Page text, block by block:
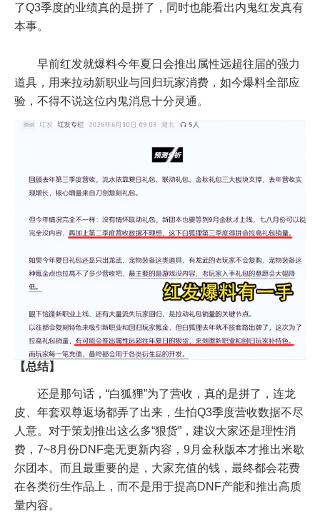
了Q3季度的业绩真的是拼了，同时也能看出内鬼红发真有
本事。
早前红发就爆料今年夏日会推出属性远超往届的强力
道具，用来拉动新职业与回归玩家消费，如今爆料全部应
验，不得不说这位内鬼消息十分灵通。
【总结】
还是那句话，“白狐狸”为了营收，真的是拼了，连龙
皮、年套双尊返场都弄了出来，生怕Q3季度营收数据不尽
人意。对于策划推出这么多“狠货”，建议大家还是理性消
费，7~8月份DNF毫无更新内容，9月金秋版本才推出米歇
尔团本。而且最重要的是，大家充值的钱，最终都会花费
在各类衍生作品上，而不是用于提高DNF产能和推出高质
量内容。